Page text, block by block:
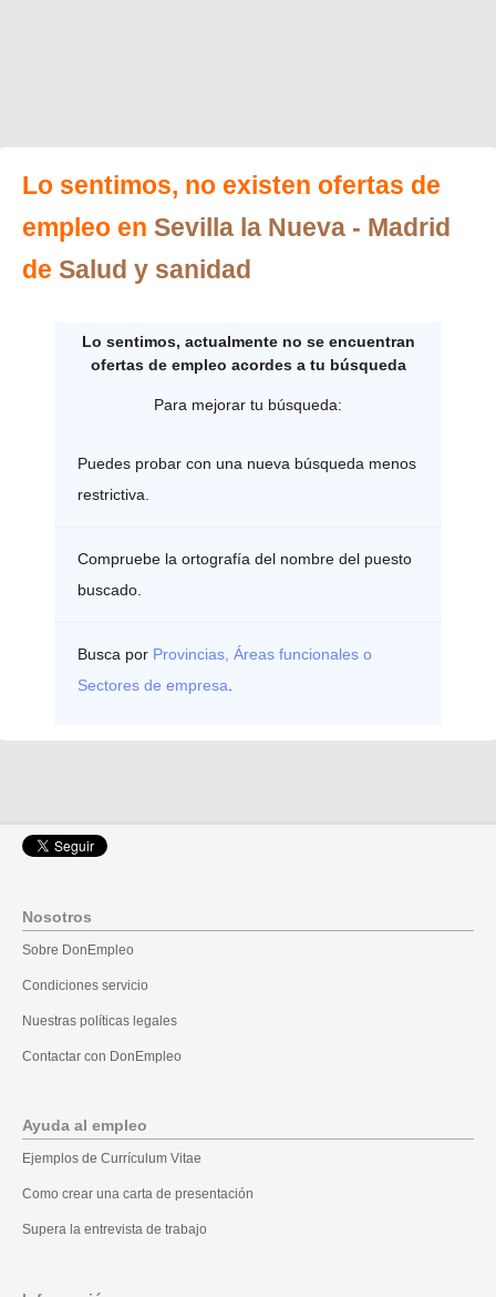
Lo sentimos, no existen ofertas de
empleo en Sevilla la Nueva - Madrid
de Salud y sanidad
Lo sentimos, actualmente no se encuentran
ofertas de empleo acordes a tu búsqueda
Para mejorar tu búsqueda:
Puedes probar con una nueva búsqueda menos
restrictiva.
Compruebe la ortografía del nombre del puesto
buscado.
Busca por Provincias, Áreas funcionales o
Sectores de empresa
Nosotros
Sobre DonEmpleo
Condiciones servicio
Nuestras políticas legales
Contactar con DonEmpleo
Ayuda al empleo
Ejemplos de Currículum Vitae
Como crear una carta de presentación
Supera la entrevista de trabajo